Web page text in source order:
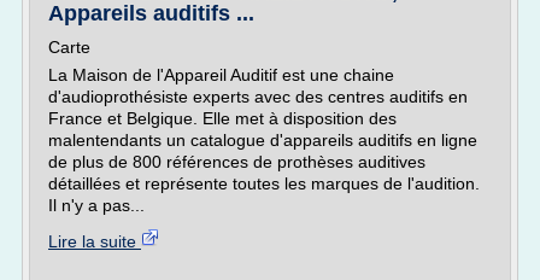
Appareils auditifs ...
Carte
La Maison de l'Appareil Auditif est une chaine
d'audioprothésiste experts avec des centres auditifs en
France et Belgique. Elle met à disposition des
malentendants un catalogue d'appareils auditifs en ligne
de plus de 800 références de prothèses auditives
détaillées et représente toutes les marques de l'audition.
Il n'y a pas...
Lire la suite